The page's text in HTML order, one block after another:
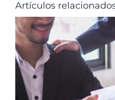
Artículos